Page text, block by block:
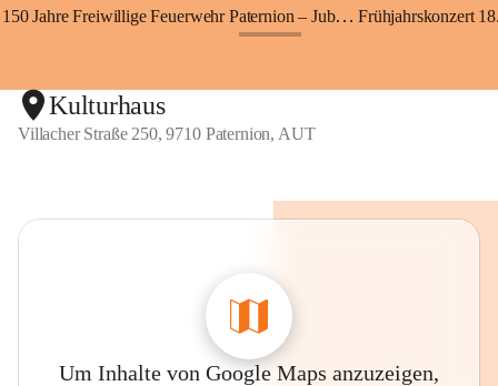
150 Jahre Freiwillige Feuerwehr Paternion – Jubiläumsfest Frühjahrskonzert
Kulturhaus
Villacher Straße 250, 9710 Paternion, AUT
Um Inhalte von Google Maps anzuzeigen,